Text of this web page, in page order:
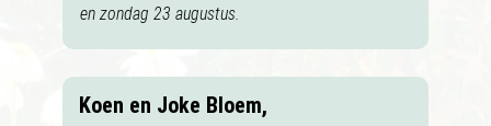
en zondag 23 augustus.
Koen en Joke Bloem,